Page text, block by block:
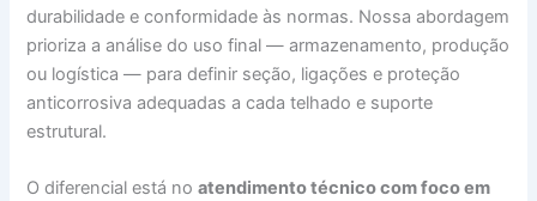
durabilidade e conformidade às normas. Nossa abordagem
prioriza a análise do uso final — armazenamento, produção
ou logística — para definir seção, ligações e proteção
anticorrosiva adequadas a cada telhado e suporte
estrutural.
O diferencial está noatendimento técnico com foco em